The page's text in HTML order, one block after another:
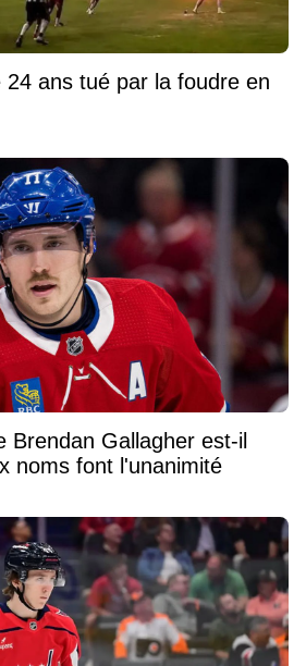
24 ans tué par la foudre en
Brendan Gallagher est-il
noms font l'unanimité